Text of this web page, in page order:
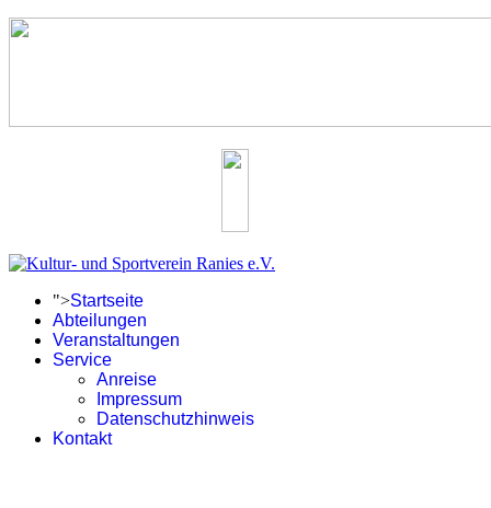
">Startseite
Abteilungen
Veranstaltungen
Service
Anreise
Impressum
Datenschutzhinweis
Kontakt